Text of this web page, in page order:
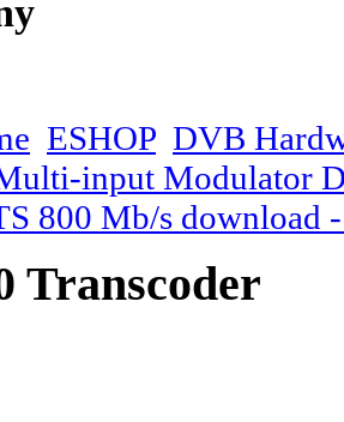
ESHOP DVB
input Modulator
800 Mb/s download
Transcoder